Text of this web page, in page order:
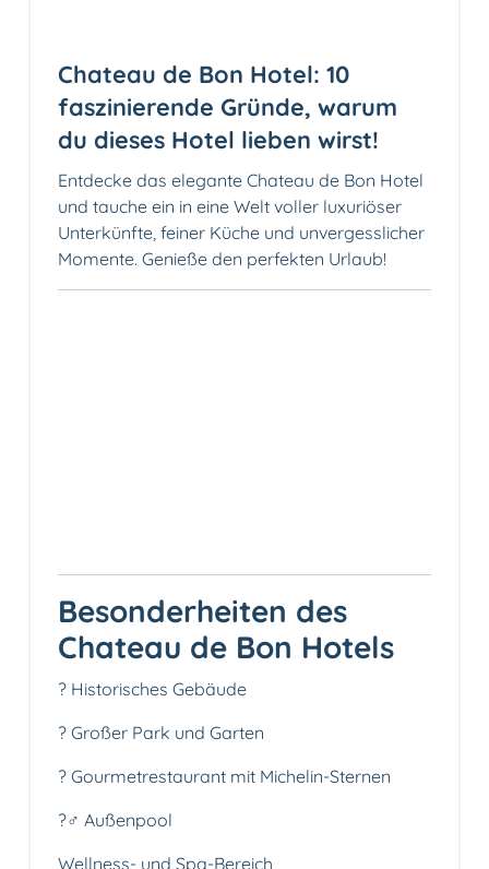
Chateau de Bon Hotel: 10
faszinierende Gründe, warum
du dieses Hotel lieben wirst!
Entdecke das elegante Chateau de Bon Hotel
und tauche ein in eine Welt voller luxuriöser
Unterkünfte, feiner Küche und unvergesslicher
Momente. Genieße den perfekten Urlaub!
Besonderheiten des
Chateau de Bon Hotels
? Historisches Gebäude
? Großer Park und Garten
? Gourmetrestaurant mit Michelin-Sternen
?‍♂️ Außenpool
Wellness- und Spa-Bereich